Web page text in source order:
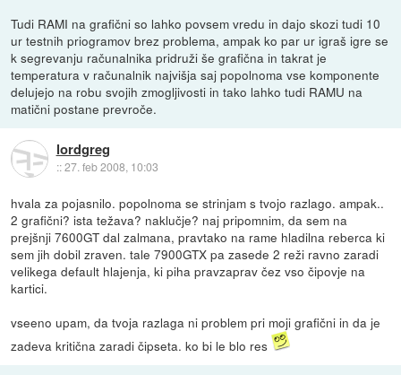
Tudi RAMI na grafični so lahko povsem vredu in dajo skozi tudi 10
ur testnih priogramov brez problema, ampak ko par ur igraš igre se
k segrevanju računalnika pridruži še grafična in takrat je
temperatura v računalnik najvišja saj popolnoma vse komponente
delujejo na robu svojih zmogljivosti in tako lahko tudi RAMU na
matični postane prevroče.
lordgreg
::27. feb 2008, 10:03
hvala za pojasnilo. popolnoma se strinjam s tvojo razlago. ampak..
2 grafični? ista težava? naklučje? naj pripomnim, da sem na
prejšnji 7600GT dal zalmana, pravtako na rame hladilna reberca ki
sem jih dobil zraven. tale 7900GTX pa zasede 2 reži ravno zaradi
velikega default hlajenja, ki piha pravzaprav čez vso čipovje na
kartici.
vseeno upam, da tvoja razlaga ni problem pri moji grafični in da je
zadeva kritična zaradi čipseta. ko bi le blo res